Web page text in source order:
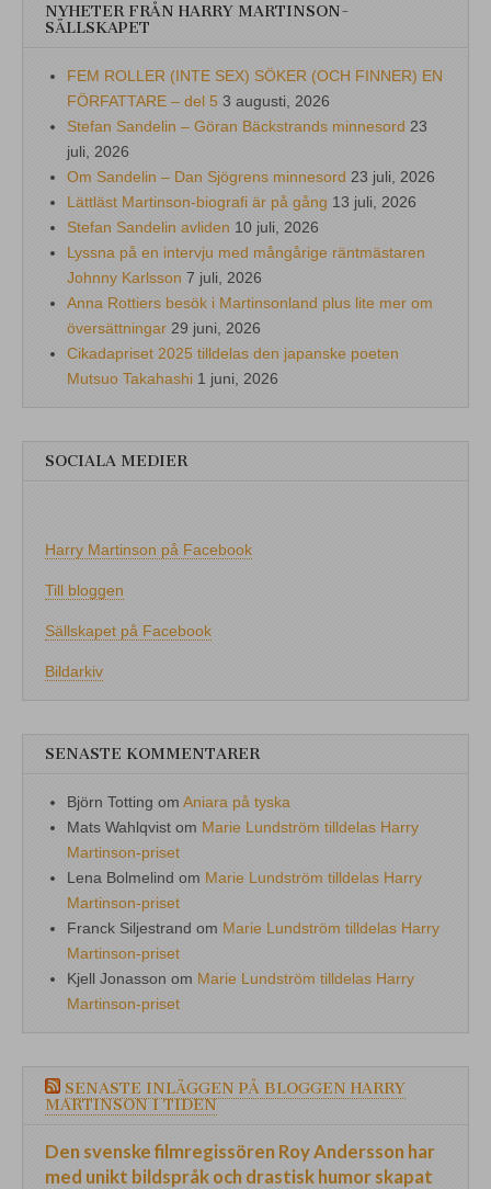
NYHETER FRÅN HARRY MARTINSON-
SÄLLSKAPET
FEM ROLLER (INTE SEX) SÖKER (OCH FINNER) EN
FÖRFATTARE – del 5 3 augusti, 2026
Stefan Sandelin – Göran Bäckstrands minnesord 23
juli, 2026
Om Sandelin – Dan Sjögrens minnesord 23 juli, 2026
Lättläst Martinson-biografi är på gång 13 juli, 2026
Stefan Sandelin avliden 10 juli, 2026
Lyssna på en intervju med mångårige räntmästaren
Johnny Karlsson 7 juli, 2026
Anna Rottiers besök i Martinsonland plus lite mer om
översättningar 29 juni, 2026
Cikadapriset 2025 tilldelas den japanske poeten
Mutsuo Takahashi 1 juni, 2026
SOCIALA MEDIER
Harry Martinson på Facebook
Till bloggen
Sällskapet på Facebook
Bildarkiv
SENASTE KOMMENTARER
Björn Totting om Aniara på tyska
Mats Wahlqvist om Marie Lundström tilldelas Harry
Martinson-priset
Lena Bolmelind om Marie Lundström tilldelas Harry
Martinson-priset
Franck Siljestrand om Marie Lundström tilldelas Harry
Martinson-priset
Kjell Jonasson om Marie Lundström tilldelas Harry
Martinson-priset
SENASTE INLÄGGEN PÅ BLOGGEN HARRY
MARTINSON I TIDEN
Den svenske filmregissören Roy Andersson har
med unikt bildspråk och drastisk humor skapat